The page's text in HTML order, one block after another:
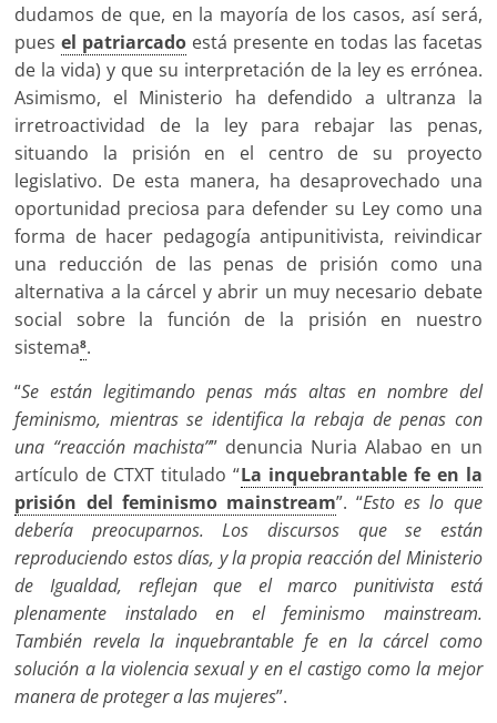
dudamos de que, en la mayoría de los casos, así será,
puesel patriarcado está presente en todas las facetas
de la vida) y que su interpretación de la ley es errónea.
Asimismo, el Ministerio ha defendido a ultranza la
irretroactividad de la ley para rebajar las penas,
situando la prisión en el centro de su proyecto
legislativo. De esta manera, ha desaprovechado una
oportunidad preciosa para defender su Ley como una
forma de hacer pedagogía antipunitivista, reivindicar
una reducción de las penas de prisión como una
alternativa a la cárcel y abrir un muy necesario debate
social sobre la función de la prisión en nuestro
sistema8.
“Se están legitimando penas más altas en nombre del
feminismo, mientras se identifica la rebaja de penas con
una “reacción machista”” denuncia Nuria Alabao en un
artículo de CTXT titulado “La inquebrantable fe en la
prisión del feminismo mainstream”. “Esto es lo que
debería preocuparnos. Los discursos que se están
reproduciendo estos días, y la propia reacción del Ministerio
de Igualdad, reflejan que el marco punitivista está
plenamente instalado en el feminismo mainstream.
También revela la inquebrantable fe en la cárcel como
solución a la violencia sexual y en el castigo como la mejor
manera de proteger a las mujeres”.